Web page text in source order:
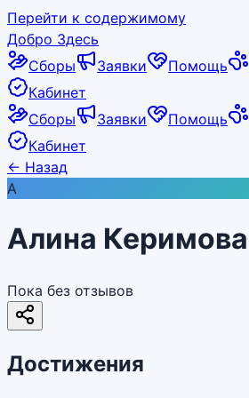
Перейти к содержимому
Добро Здесь
Сборы
Заявки Помощь
Кабинет
Сборы
Заявки Помощь
Кабинет
← Назад
А
Алина Керимова
Пока без отзывов
Достижения